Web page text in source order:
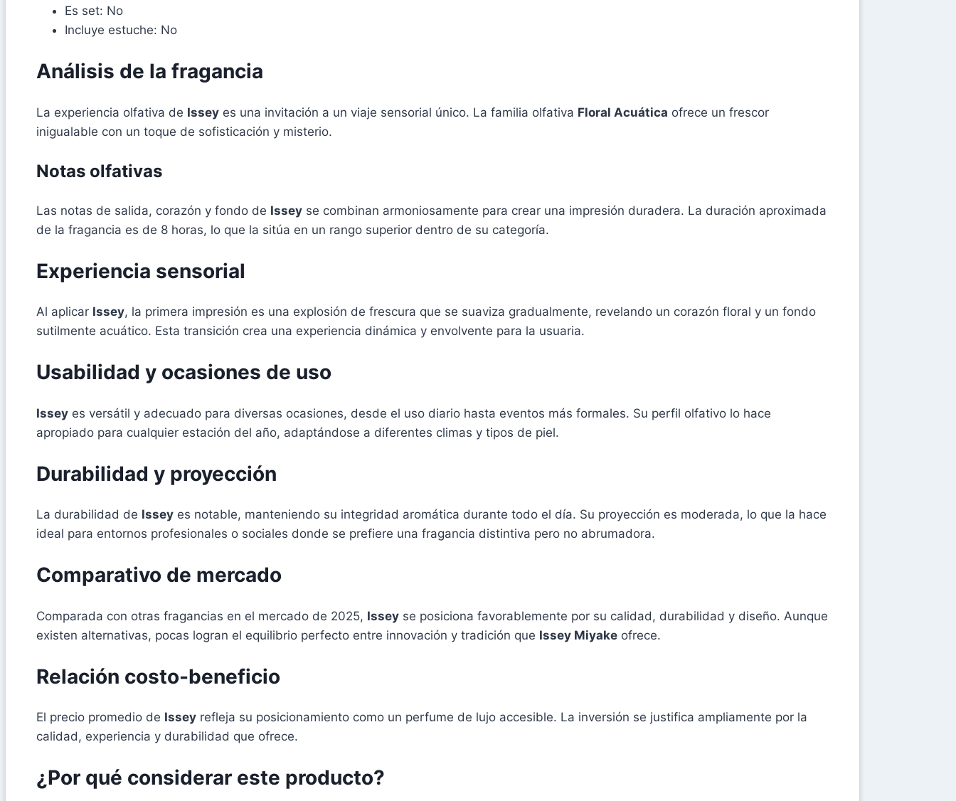
Es set: No
Incluye estuche: No
Análisis de la fragancia
La experiencia olfativa de Issey es una invitación a un viaje sensorial único. La familia olfativa Floral Acuática ofrece un frescor
inigualable con un toque de sofisticación y misterio.
Notas olfativas
Las notas de salida, corazón y fondo de Issey se combinan armoniosamente para crear una impresión duradera. La duración aproximada
de la fragancia es de 8 horas, lo que la sitúa en un rango superior dentro de su categoría.
Experiencia sensorial
Al aplicar Issey, la primera impresión es una explosión de frescura que se suaviza gradualmente, revelando un corazón floral y un fondo
sutilmente acuático. Esta transición crea una experiencia dinámica y envolvente para la usuaria.
Usabilidad y ocasiones de uso
Issey es versátil y adecuado para diversas ocasiones, desde el uso diario hasta eventos más formales. Su perfil olfativo lo hace
apropiado para cualquier estación del año, adaptándose a diferentes climas y tipos de piel.
Durabilidad y proyección
La durabilidad de Issey es notable, manteniendo su integridad aromática durante todo el día. Su proyección es moderada, lo que la hace
ideal para entornos profesionales o sociales donde se prefiere una fragancia distintiva pero no abrumadora.
Comparativo de mercado
Comparada con otras fragancias en el mercado de 2025, Issey se posiciona favorablemente por su calidad, durabilidad y diseño. Aunque
existen alternativas, pocas logran el equilibrio perfecto entre innovación y tradición que Issey Miyake ofrece.
Relación costo-beneficio
El precio promedio de Issey refleja su posicionamiento como un perfume de lujo accesible. La inversión se justifica ampliamente por la
calidad, experiencia y durabilidad que ofrece.
¿Por qué considerar este producto?